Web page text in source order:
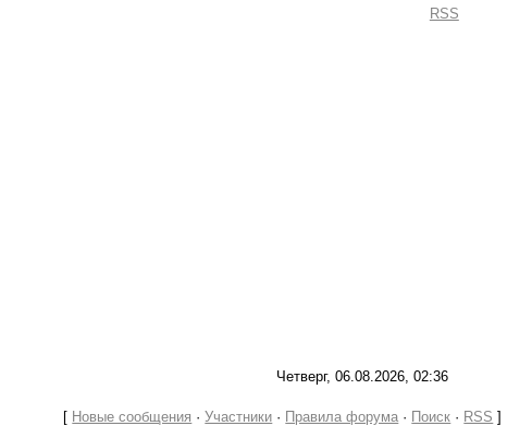
RSS
Четверг, 06.08.2026, 02:36
[ Новые сообщения ·Участники · Правила форума · Поиск · RSS ]